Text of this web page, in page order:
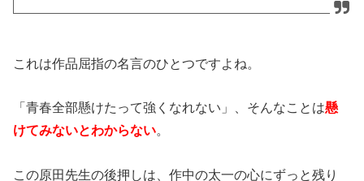
これは作品屈指の名言のひとつですよね。
「青春全部懸けたって強くなれない」、そんなことは懸
けてみないとわからない。
この原田先生の後押しは、作中の太一の心にずっと残り